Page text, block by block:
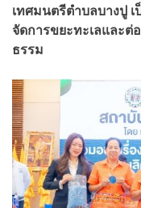
เทศมนตรีตำบลบางปู
จัดการขยะทะเลและ
ธรรม